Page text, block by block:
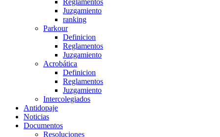
Reglamentos
Juzgamiento
ranking
Parkour
Definicion
Reglamentos
Juzgamiento
Acrobática
Definicion
Reglamentos
Juzgamiento
Intercolegiados
Antidopaje
Noticias
Documentos
Resoluciones